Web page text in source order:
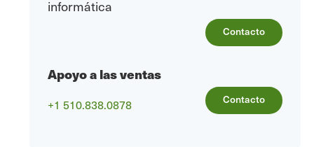
informática
Contacto
Apoyo a las ventas
+1 510.838.0878 Contacto